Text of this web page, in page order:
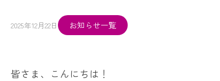
2025年12月22日 お知らせ一覧
皆さま、こんにちは！